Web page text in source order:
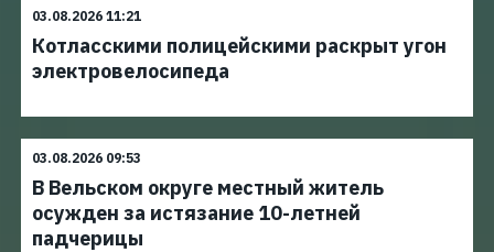
03.08.2026 11:21
Котласскими полицейскими раскрыт угон
электровелосипеда
03.08.2026 09:53
В Вельском округе местный житель
осужден за истязание 10-летней
падчерицы